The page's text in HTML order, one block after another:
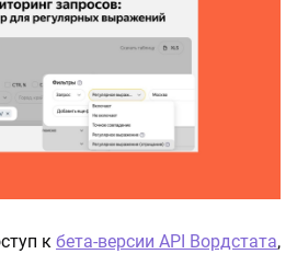
к бета-версии API Вордстата,